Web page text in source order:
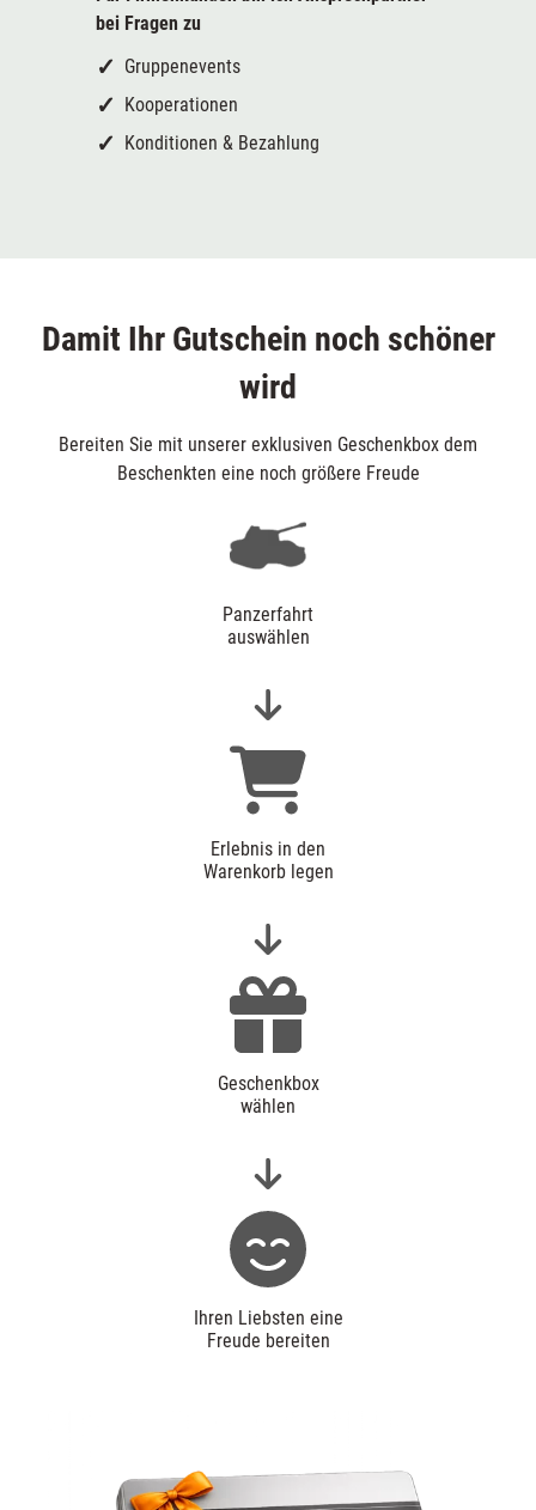
bei Fragen zu
Gruppenevents
Kooperationen
Konditionen & Bezahlung
Damit Ihr Gutschein noch schöner
wird
Bereiten Sie mit unserer exklusiven Geschenkbox dem
Beschenkten eine noch größere Freude
Panzerfahrt
auswählen
Erlebnis in den
Warenkorb legen
Geschenkbox
wählen
Ihren Liebsten eine
Freude bereiten